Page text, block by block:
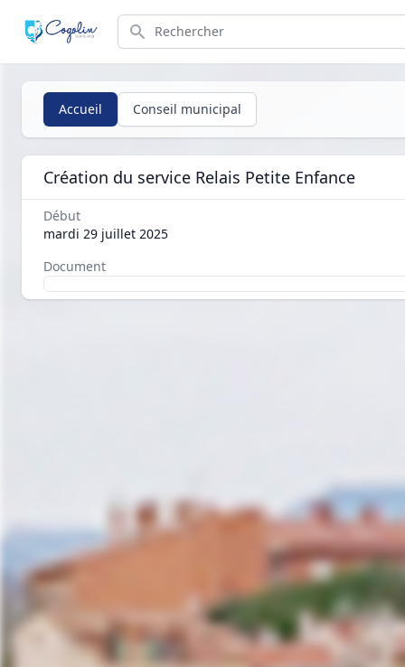
Search
Accueil Conseil municipal
Création du service Relais Petite Enfance
Début
mardi 29 juillet 2025
Document